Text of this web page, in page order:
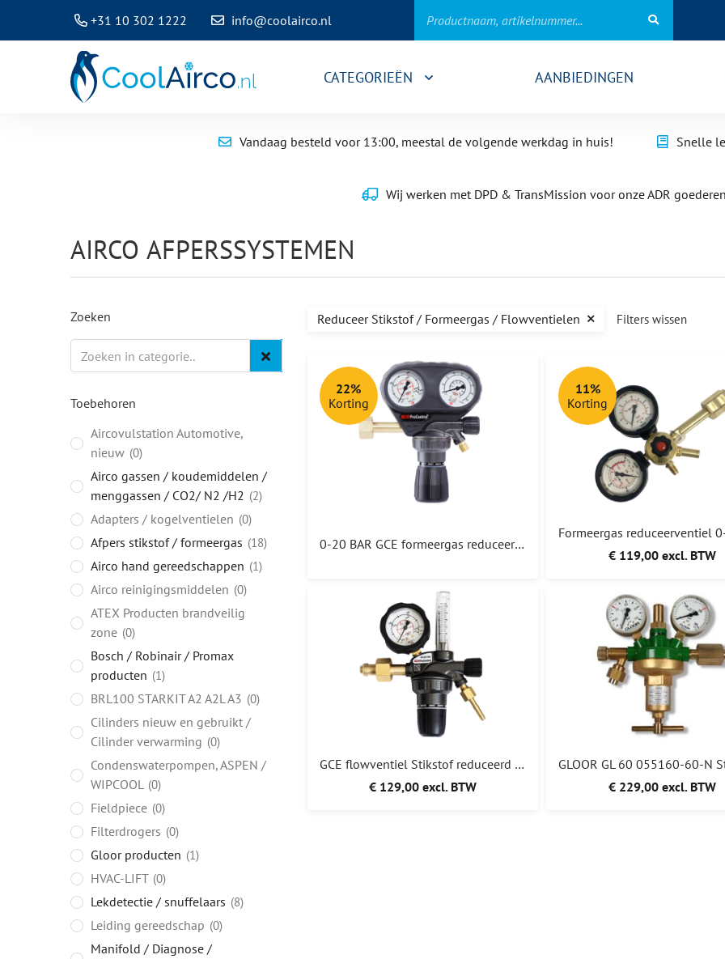
+31 10 302 1222 info@coolairco.nl
CATEGORIEËN AANBIEDINGEN
Vandaag besteld voor 13:00, meestal de volgende werkdag in huis! Snelle
Wij werken met DPD & TransMission voor onze ADR goederen
AIRCO AFPERSSYSTEMEN
Zoeken
Toebehoren
Aircovulstation Automotive,
nieuw 0
Airco gassen / koudemiddelen /
menggassen / CO2/ N2 /H2
2
Adapters / kogelventielen 0
Afpers stikstof / formeergas 18
Airco hand gereedschappen 1
Airco reinigingsmiddelen 0
ATEX Producten brandveilig
zone 0
Bosch / Robinair / Promax
producten
1
BRL100 STARKIT A2 A2L A3 0
Cilinders nieuw en gebruikt /
Cilinder verwarming 0
Condenswaterpompen, ASPEN /
WIPCOOL 0
Fieldpiece 0
Filterdrogers 0
Gloor producten 1
HVAC-LIFT 0
Lekdetectie / snuffelaars 8
Leiding gereedschap 0
Manifold / Diagnose /
Reduceer Stikstof / Formeergas / Flowventielen Filters wissen
22%
Korting
0-20 BAR GCE formeergas reduceerventiel Automotive + verloop 1/4"
11%
Korting
€ 119,00 excl. BTW
GCE flowventiel Stikstof reduceerd debiet meter 0-30L /min
€ 129,00 excl. BTW
€ 229,00 excl. BTW